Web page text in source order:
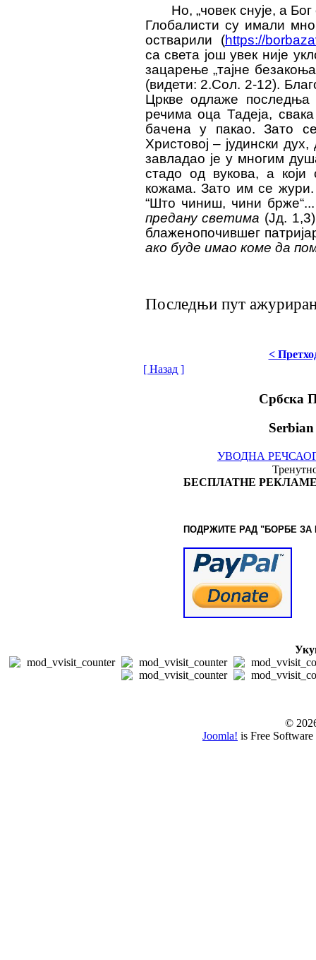
Но, „човек снује, а
Глобалисти су имали
остварили
(https://
са света још увек није
зацарење „тајне
(видети: 2.Сол. 2-12).
Цркве одлаже последња
речима оца Тадеја,
бачена у пакао. Зато
Христовој – јудински
завладао је у многим
стадо од вукова, а
кожама. Зато им се жури.
“Што чиниш, чини брже“...
предану светима (Јд. 1,3)
блаженопочившег
ако буде имао коме да
Последњи пут
<
[ Назад ]
Србска
УВОДНА РЕЧ
БЕСПЛАТНЕ
ПОДРЖИТЕ РАД "БОРБЕ ЗА
©
Joomla! is Free